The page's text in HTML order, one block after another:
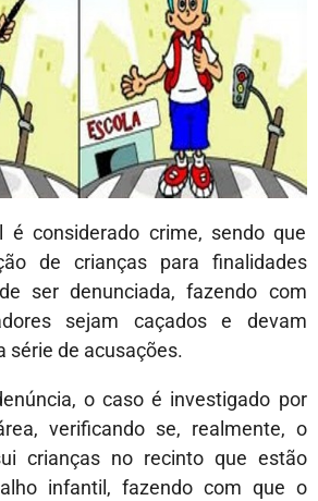
é considerado crime, sendo que
de crianças para finalidades
ser denunciada, fazendo com
sejam caçados e devam
série de acusações.
o caso é investigado por
verificando se, realmente, o
crianças no recinto que estão
infantil, fazendo com que o